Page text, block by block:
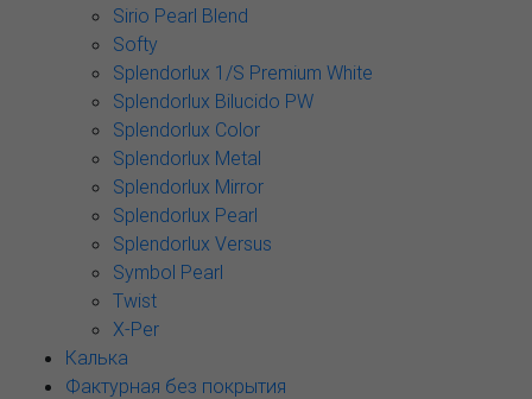
Sirio Pearl Blend
Softy
Splendorlux 1/S Premium White
Splendorlux Bilucido PW
Splendorlux Color
Splendorlux Metal
Splendorlux Mirror
Splendorlux Pearl
Splendorlux Versus
Symbol Pearl
Twist
X-Per
Калька
Фактурная без покрытия